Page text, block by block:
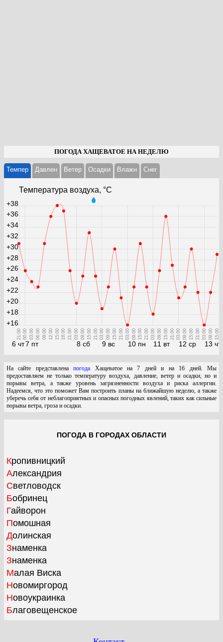
ПОГОДА ХАЩЕВАТОЕ НА НЕДЕЛЮ
Темпер Давлен Ветер Осадки Влажн Cнег
Температура воздуха, °С
6 чт
21:00
7 пт
00:00 03:00 06:00 09:00 12:00 15:00 18:00 21:00
8 сб
03:00 09:00 15:00 21:00
9 вс
03:00 09:00 15:00 21:00
10 пн
03:00 09:00 15:00 21:00
11 вт
03:00 09:00 15:00 21:00
12 ср
03:00 09:00 15:00 21:00
13 чт
03:00 09:00 15:00
+16
+18
+20
+22
+24
+26
+28
+30
+32
+34
+36
+38
На сайте представленапогода Хащеватое на 7 дней и на 16 дней. Мы
предоставляем не только температуру воздуха, давление, ветер и осадки, но и
порывы ветра, а также уровень загрязненности воздуха и риска аллергии.
Надеемся, что это поможет Вам построить планы на ближайшую неделю, а также
уберечь себя от неблагоприятных и опасных погодных явлений, таких как сильные
порывы ветра, гроза и осадки.
ПОГОДА В ГОРОДАХ ОБЛАСТИ
Кропивницкий
Александрия
Светловодск
Бобринец
Гайворон
Помошная
Долинская
Знаменка
Знаменка
Малая Виска
Новомиргород
Новоукраинка
Благовещенское